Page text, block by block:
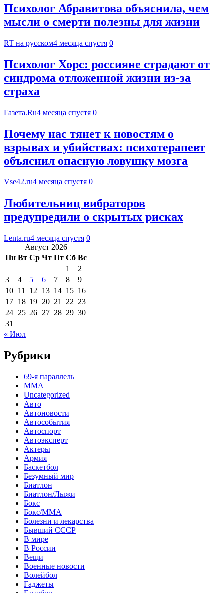
Психолог Абравитова объяснила, чем
мысли о смерти полезны для жизни
RT на русском4 месяца спустя 0
Психолог Хорс: россияне страдают от
синдрома отложенной жизни из-за
страха
Газета.Ru4 месяца спустя 0
Почему нас тянет к новостям о
взрывах и убийствах: психотерапевт
объяснил опасную ловушку мозга
Vse42.ru4 месяца спустя 0
Любительниц вибраторов
предупредили о скрытых рисках
Lenta.ru4 месяца спустя 0
Август 2026
Пн Вт Ср Чт Пт Сб Вс
1
2
3
4 5 6 7 8
9
10 11 12 13 14 15 16
17 18 19 20 21 22 23
24 25 26 27 28 29 30
31
« Июл
Рубрики
69-я параллель
MMA
Uncategorized
Авто
Автоновости
Автособытия
Автоспорт
Автоэксперт
Актеры
Армия
Баскетбол
Безумный мир
Биатлон
Биатлон/Лыжи
Бокс
Бокс/MMA
Болезни и лекарства
Бывший СССР
В мире
В России
Вещи
Военные новости
Волейбол
Гаджеты